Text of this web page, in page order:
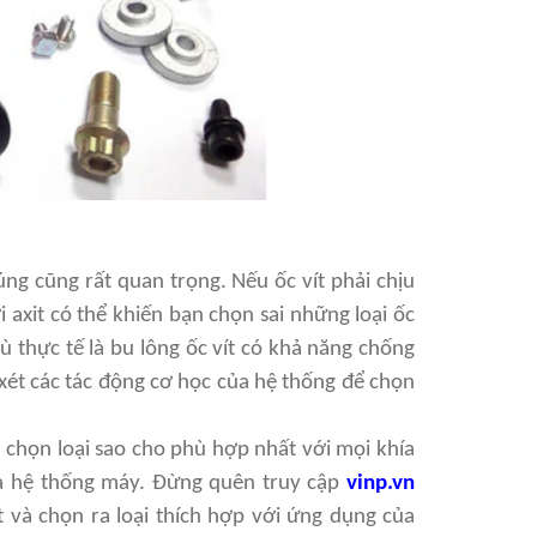
cũng rất quan trọng. Nếu ốc vít phải chịu
có thể khiến bạn chọn sai những loại ốc
thực tế là bu lông ốc vít có khả năng chống
các tác động cơ học của hệ thống để chọn
loại sao cho phù hợp nhất với mọi khía
hệ thống máy. Đừng quên truy cập vinp.vn
chọn ra loại thích hợp với ứng dụng của